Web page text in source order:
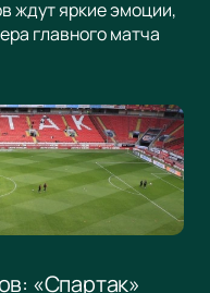
ждут яркие эмоции,
главного матча
«Спартак»